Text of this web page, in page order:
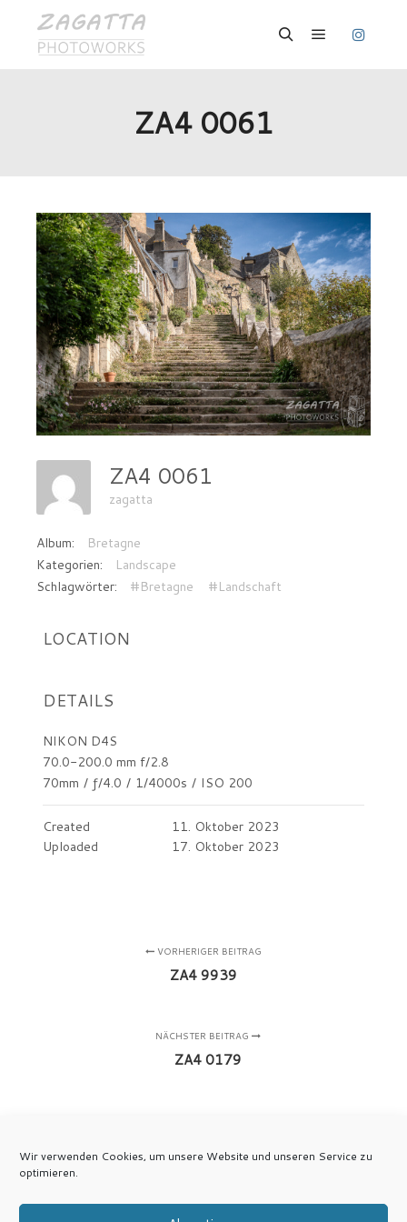
Wir verwenden Cookies, um unsere Website und unseren Service zu
optimieren.
ZA4 0061
ZA4 0061
zagatta
Album:
Bretagne
Kategorien:
Landscape
Schlagwörter:
#Bretagne #Landschaft
LOCATION
DETAILS
NIKON D4S
70.0-200.0 mm f/2.8
70mm / ƒ/4.0 / 1/4000s / ISO 200
Created
11. Oktober 2023
Uploaded
17. Oktober 2023
VORHERIGER BEITRAG
ZA4 9939
NÄCHSTER BEITRAG
ZA4 0179